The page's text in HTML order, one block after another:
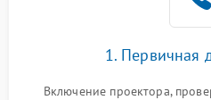
1. Первичная
Включение проектора,